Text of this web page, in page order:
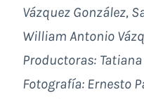
Vázquez González,
William Antonio
Productoras:
Fotografía: Ernesto